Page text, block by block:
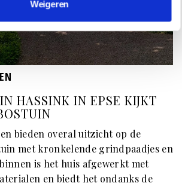
Weigeren
HASSINK IN EPSE KIJKT
bieden overal uitzicht op de
met kronkelende grindpaadjes en
is het huis afgewerkt met
en biedt het ondanks de